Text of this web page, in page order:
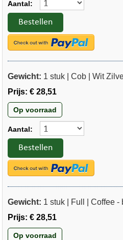
Aantal:
Bestellen
Gewicht: 1 stuk | Cob | Wit
Prijs: € 28,51
Op voorraad
Aantal:
Bestellen
Gewicht: 1 stuk | Full | Coffee
Prijs: € 28,51
Op voorraad